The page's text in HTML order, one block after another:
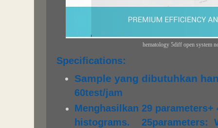
hematology 5diff open system
Specifications:
Sample yang dibutuhkan
60test/jam
Menghasilkan 29 parameters+
histograms.25parameters: